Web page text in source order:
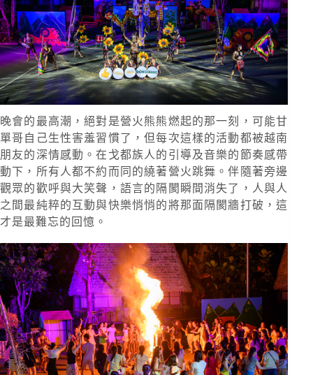
晚會的最高潮，絕對是營火熊熊燃起的那一刻，可能甘
單哥自己生性害羞習慣了，但每次這樣的活動都被越南
朋友的深情感動。在戈都族人的引導及音樂的節奏感帶
動下，所有人都不約而同的繞著營火跳舞。伴隨著旁邊
觀眾的歡呼與大笑聲，語言的隔閡瞬間消失了，人與人
之間最純粹的互動與快樂悄悄的將那面隔閡牆打破，這
才是最難忘的回憶。